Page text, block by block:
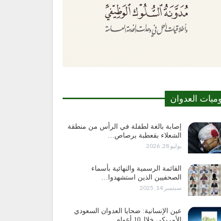
العدوان
إصابة بالغة لطفلة في الرأس من منطقة
الشعلاء بقعطبة برصاص…
يوليو 28, 2026
القائمة الرسمية والنهائية بأسماء
الصحفيين الذين استشهدوا…
سبتمبر 14, 2025
عين الإنسانية: ضحايا العدوان السعودي